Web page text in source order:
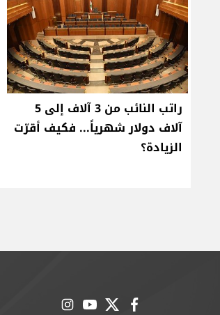
راتب النائب من 3 آلاف إلى 5
آلاف دولار شهرياً... فكيف أقرّت
الزيادة؟
facebook
twitter
youtube
instagram